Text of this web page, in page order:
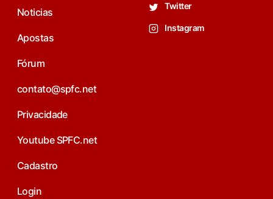
Noticias
Apostas
Fórum
contato@spfc.net
Privacidade
Youtube SPFC.net
Cadastro
Login
Twitter
Instagram